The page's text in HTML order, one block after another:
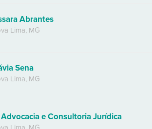
Abrantes
Lima, MG
Sena
Lima, MG
e Consultoria Jurídica